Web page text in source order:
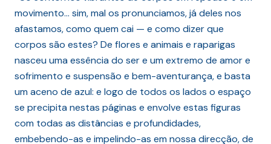
movimento… sim, mal os pronunciamos, já deles nos
afastamos, como quem cai — e como dizer que
corpos são estes? De flores e animais e raparigas
nasceu uma essência do ser e um extremo de amor e
sofrimento e suspensão e bem-aventurança, e basta
um aceno de azul: e logo de todos os lados o espaço
se precipita nestas páginas e envolve estas figuras
com todas as distâncias e profundidades,
embebendo-as e impelindo-as em nossa direcção, de